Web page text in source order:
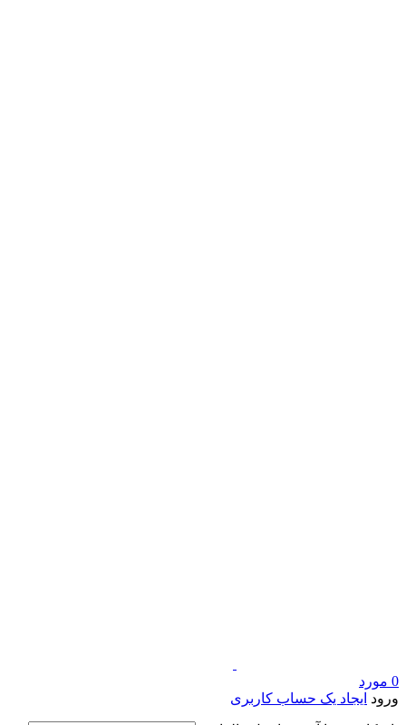
0 مورد
ورود ایجاد یک حساب کاربری